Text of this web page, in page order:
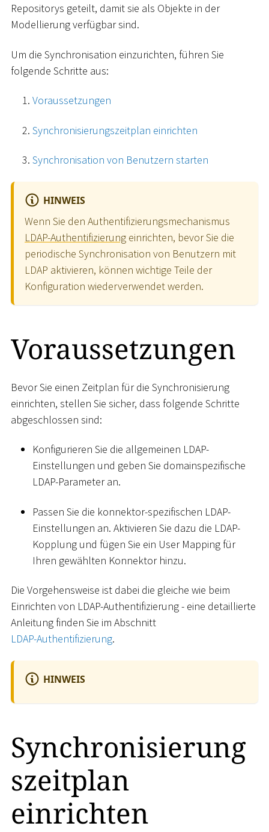
Repositorys geteilt, damit sie als Objekte in der
Modellierung verfügbar sind.
Um die Synchronisation einzurichten, führen Sie
folgende Schritte aus:
Voraussetzungen
Synchronisierungszeitplan einrichten
Synchronisation von Benutzern starten
HINWEIS
Wenn Sie den Authentifizierungsmechanismus
LDAP-Authentifizierung einrichten, bevor Sie die
periodische Synchronisation von Benutzern mit
LDAP aktivieren, können wichtige Teile der
Konfiguration wiederverwendet werden.
Voraussetzungen
Bevor Sie einen Zeitplan für die Synchronisierung
einrichten, stellen Sie sicher, dass folgende Schritte
abgeschlossen sind:
Konfigurieren Sie die allgemeinen LDAP-
Einstellungen und geben Sie domainspezifische
LDAP-Parameter an.
Passen Sie die konnektor-spezifischen LDAP-
Einstellungen an. Aktivieren Sie dazu die LDAP-
Kopplung und fügen Sie ein User Mapping für
Ihren gewählten Konnektor hinzu.
Die Vorgehensweise ist dabei die gleiche wie beim
Einrichten von LDAP-Authentifizierung - eine detaillierte
Anleitung finden Sie im Abschnitt
LDAP-Authentifizierung.
HINWEIS
Synchronisierung
szeitplan
einrichten